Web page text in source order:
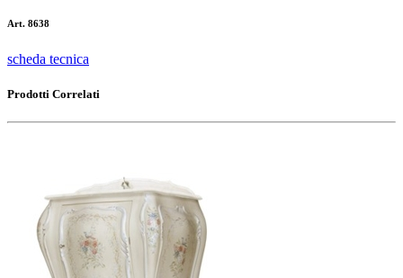
Art. 8638
scheda tecnica
Prodotti Correlati